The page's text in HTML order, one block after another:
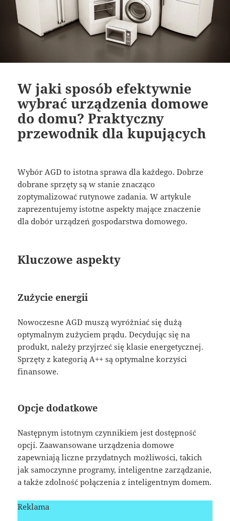
W jaki sposób efektywnie
wybrać urządzenia domowe
do domu? Praktyczny
przewodnik dla kupujących
Wybór AGD to istotna sprawa dla każdego. Dobrze
dobrane sprzęty są w stanie znacząco
zoptymalizować rutynowe zadania. W artykule
zaprezentujemy istotne aspekty mające znaczenie
dla dobór urządzeń gospodarstwa domowego.
Kluczowe aspekty
Zużycie energii
Nowoczesne AGD muszą wyróżniać się dużą
optymalnym zużyciem prądu. Decydując się na
produkt, należy przyjrzeć się klasie energetycznej.
Sprzęty z kategorią A++ są optymalne korzyści
finansowe.
Opcje dodatkowe
Następnym istotnym czynnikiem jest dostępność
opcji. Zaawansowane urządzenia domowe
zapewniają liczne przydatnych możliwości, takich
jak samoczynne programy, inteligentne zarządzanie,
a także zdolność połączenia z inteligentnym domem.
Reklama